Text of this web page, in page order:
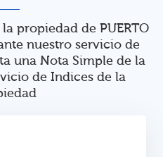
propiedad de PUERTO
nuestro servicio de
una Nota Simple de la
de Indices de la